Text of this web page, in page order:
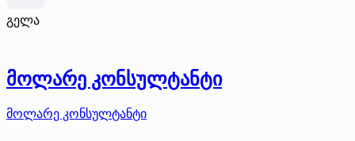
გელა
მოლარე კონსულტანტი
მოლარე კონსულტანტი